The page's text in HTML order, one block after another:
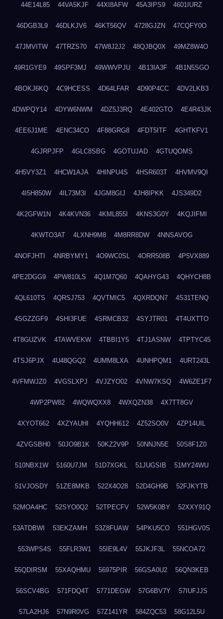
44E14L85 44VA5KJF 44XI8AFW 45A3IPS9 4601IURZ
46DGB3L9 46DLKJV6 46KT56QV 4728GJZN 47CQFY0O
47JMVITW 47TRZS70 47W8J2J2 48QJBQ0X 49MZ8W4O
49R1GYE9 49SPF3MJ 49WWVPJU 4B13IA3F 4B1N5SGO
4BOKJ6KQ 4C9HCESS 4D64LFAR 4D90P4CC 4DV2LKB3
4DWPQY14 4DYW6NWM 4DZ5J3RQ 4E402GTO 4E4R43JK
4EE6J1ME 4ENC34CO 4F88GRG8 4FDT5ITF 4GHTKFV1
4GJRPJFP 4GLC8SBG 4GOTUJAD 4GTUQOMS
4H5VY3Z1 4HCW1AJA 4HINPU4S 4HSR603T 4HVMV9QI
4I5H850W 4IL73M3I 4JGM8GIJ 4JH8IPKK 4JS349D2
4K2GFW1N 4K4KVN36 4KML855I 4KNS3G0Y 4KQJIFMI
4KWTO3AT 4LXNH9M8 4M8RR8DW 4NNSAVOG
4NOFJHTI 4NRBYMY1 4O9WC0SL 4ORR508B 4P5VX889
4PE2DGG9 4PW810LS 4Q1M7Q60 4QAHYG43 4QHYCH8B
4QL610TS 4QRSJ753 4QVTMIC5 4QXRDQN7 4S31TENQ
4SGZZGF9 4SHI3FUE 4SRMCB32 4SYJTR01 4T4UXTTO
4T8GUZVK 4TAWVEKW 4TBBI1Y5 4TJ1ASNW 4TPTYC45
4TSJ6PJX 4U48QGQ2 4UMM8LXA 4UNHPQM1 4URT243L
4VFMWJZ0 4VGSLXPJ 4VJZYO02 4VNW7KSQ 4W6ZE1F7
4WP2PW82 4WQWQXX8 4WXQZN38 4X7TT8GV
4XYOT662 4XZYAUHI 4YQHH612 4Z52SO0V 4ZP14UIL
4ZVGSBH0 50JO9B1K 50KZ2V9P 50NNJN5E 50S8F1Z0
510NBX1W 5160U7JM 51D7XGKL 51JUGSIB 51MY24WU
51VJOSDY 51ZE8MKB 522X4O28 52D4GH9B 52FJKYTB
52MOA4HC 52SYO0Q2 52TPECFV 52W5K0BY 52XXY91Q
53ATDBWI 53EKZAMH 53Z8FUAW 54PKU5CO 551HGV0S
553WPS4S 55FLR3W1 55IE9L4V 55JKJF3L 55NCOA72
55QDIRSM 55XAQHMU 56975PIR 56GSA0U2 56QN3KEB
56SCV4BG 571FDQ4T 5771DEGW 57G6BV7Y 57IUFJJS
57LA2HJ6 57N9R0VG 57Z141YR 584ZQC53 58G12L5U